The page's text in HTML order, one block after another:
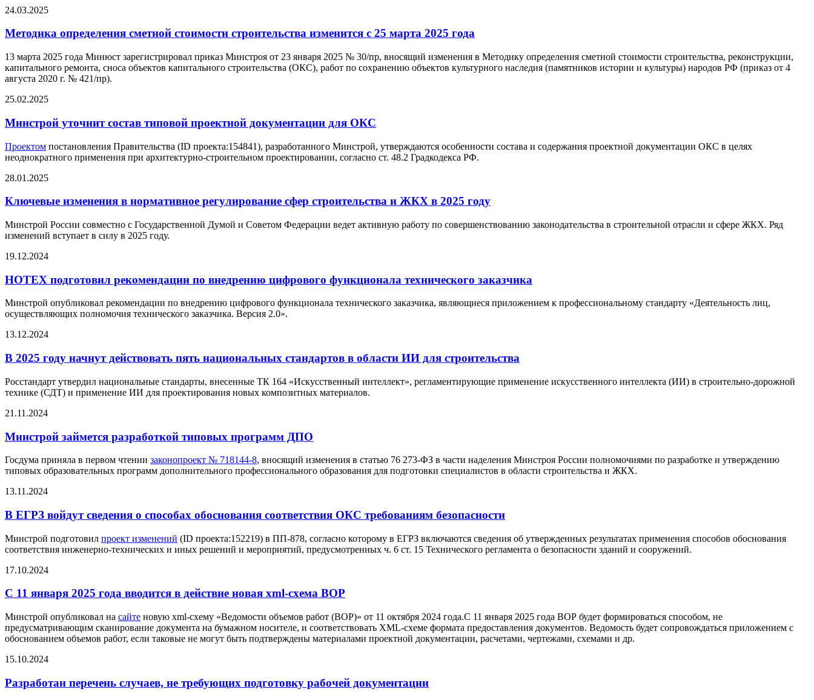
24.03.2025
Методика определения сметной стоимости строительства изменится с 25 марта 2025 года
13 марта 2025 года Минюст зарегистрировал приказ Минстроя от 23 января 2025 № 30/пр, вносящий изменения в Методику определения сметной стоимости строительства, реконструкции,
капитального ремонта, сноса объектов капитального строительства (ОКС), работ по сохранению объектов культурного наследия (памятников истории и культуры) народов РФ (приказ от 4
августа 2020 г. № 421/пр).
25.02.2025
Минстрой уточнит состав типовой проектной документации для ОКС
Проектом постановления Правительства (ID проекта:154841), разработанного Минстрой, утверждаются особенности состава и содержания проектной документации ОКС в целях
неоднократного применения при архитектурно-строительном проектировании, согласно ст. 48.2 Градкодекса РФ.
28.01.2025
Ключевые изменения в нормативное регулирование сфер строительства и ЖКХ в 2025 году
Минстрой России совместно с Государственной Думой и Советом Федерации ведет активную работу по совершенствованию законодательства в строительной отрасли и сфере ЖКХ. Ряд
изменений вступает в силу в 2025 году.
19.12.2024
НОТЕХ подготовил рекомендации по внедрению цифрового функционала технического заказчика
Минстрой опубликовал рекомендации по внедрению цифрового функционала технического заказчика, являющиеся приложением к профессиональному стандарту «Деятельность лиц,
осуществляющих полномочия технического заказчика. Версия 2.0».
13.12.2024
В 2025 году начнут действовать пять национальных стандартов в области ИИ для строительства
Росстандарт утвердил национальные стандарты, внесенные ТК 164 «Искусственный интеллект», регламентирующие применение искусственного интеллекта (ИИ) в строительно-дорожной
технике (СДТ) и применение ИИ для проектирования новых композитных материалов.
21.11.2024
Минстрой займется разработкой типовых программ ДПО
Госдума приняла в первом чтении законопроект № 718144-8, вносящий изменения в статью 76 273-ФЗ в части наделения Минстроя России полномочиями по разработке и утверждению
типовых образовательных программ дополнительного профессионального образования для подготовки специалистов в области строительства и ЖКХ.
13.11.2024
В ЕГРЗ войдут сведения о способах обоснования соответствия ОКС требованиям безопасности
Минстрой подготовил проект изменений (ID проекта:152219) в ПП-878, согласно которому в ЕГРЗ включаются сведения об утвержденных результатах применения способов обоснования
соответствия инженерно-технических и иных решений и мероприятий, предусмотренных ч. 6 ст. 15 Технического регламента о безопасности зданий и сооружений.
17.10.2024
С 11 января 2025 года вводится в действие новая xml-схема ВОР
Минстрой опубликовал на сайте новую xml-схему «Ведомости объемов работ (ВОР)» от 11 октября 2024 года.С 11 января 2025 года ВОР будет формироваться способом, не
предусматривающим сканирование документа на бумажном носителе, и соответствовать XML-схеме формата предоставления документов. Ведомость будет сопровождаться приложением с
обоснованием объемов работ, если таковые не могут быть подтверждены материалами проектной документации, расчетами, чертежами, схемами и др.
15.10.2024
Разработан перечень случаев, не требующих подготовку рабочей документации